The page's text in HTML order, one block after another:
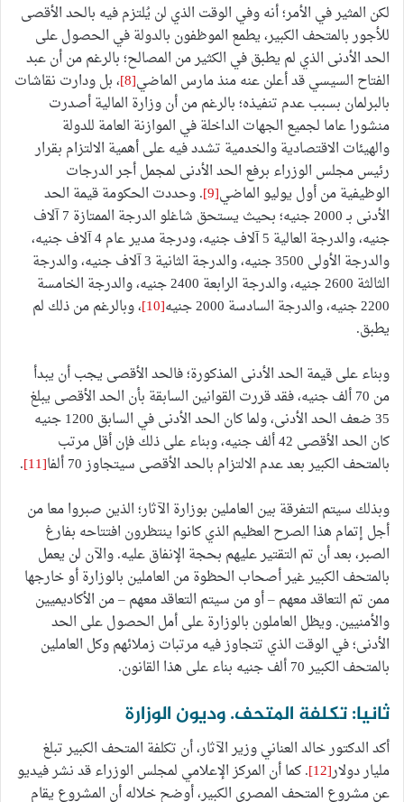
لكن المثير في الأمر؛ أنه وفي الوقت الذي لن يُلتزم فيه بالحد الأقصى
للأجور بالمتحف الكبير، يطمع الموظفون بالدولة في الحصول على
الحد الأدنى الذي لم يطبق في الكثير من المصالح؛ بالرغم من أن عبد
الفتاح السيسي قد أعلن عنه منذ مارس الماضي[8] ، بل ودارت نقاشات
بالبرلمان بسبب عدم تنفيذه؛ بالرغم من أن وزارة المالية أصدرت
منشورا عاما لجميع الجهات الداخلة في الموازنة العامة للدولة
والهيئات الاقتصادية والخدمية تشدد فيه على أهمية الالتزام بقرار
رئيس مجلس الوزراء برفع الحد الأدنى لمجمل أجر الدرجات
الوظيفية من أول يوليو الماضي[9] . وحددت الحكومة قيمة الحد
الأدنى بـ 2000 جنيه؛ بحيث يستحق شاغلو الدرجة الممتازة 7 آلاف
جنيه، والدرجة العالية 5 آلاف جنيه، ودرجة مدير عام 4 آلاف جنيه،
والدرجة الأولى 3500 جنيه، والدرجة الثانية 3 آلاف جنيه، والدرجة
الثالثة 2600 جنيه، والدرجة الرابعة 2400 جنيه، والدرجة الخامسة
2200 جنيه، والدرجة السادسة 2000 جنيه
[10]
، وبالرغم من ذلك لم
يطبق.
وبناء على قيمة الحد الأدنى المذكورة؛ فالحد الأقصى يجب أن يبدأ
من 70 ألف جنيه، فقد قررت القوانين السابقة بأن الحد الأقصى يبلغ
35 ضعف الحد الأدنى، ولما كان الحد الأدنى في السابق 1200 جنيه
كان الحد الأقصى 42 ألف جنيه، وبناء على ذلك فإن أقل مرتب
بالمتحف الكبير بعد عدم الالتزام بالحد الأقصى سيتجاوز 70 ألفا
[11]
.
وبذلك سيتم التفرقة بين العاملين بوزارة الآثار؛ الذين صبروا معا من
أجل إتمام هذا الصرح العظيم الذي كانوا ينتظرون افتتاحه بفارغ
الصبر، بعد أن تم التقتير عليهم بحجة الإنفاق عليه. والآن لن يعمل
بالمتحف الكبير غير أصحاب الحظوة من العاملين بالوزارة أو خارجها
ممن تم التعاقد معهم – أو من سيتم التعاقد معهم – من الأكاديميين
والأمنيين. ويظل العاملون بالوزارة على أمل الحصول على الحد
الأدنى؛ في الوقت الذي تتجاوز فيه مرتبات زملائهم وكل العاملين
بالمتحف الكبير 70 ألف جنيه بناء على هذا القانون.
ثانيا: تكلفة المتحف. وديون الوزارة
أكد الدكتور خالد العناني وزير الآثار، أن تكلفة المتحف الكبير تبلغ
مليار دولار[12]
. كما أن المركز الإعلامي لمجلس الوزراء قد نشر فيديو
عن مشروع المتحف المصري الكبير، أوضح خلاله أن المشروع يقام